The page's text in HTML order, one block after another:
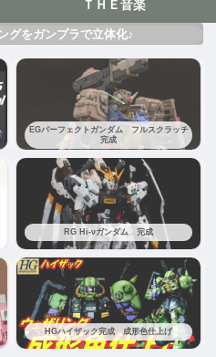
ＴＨＥ音楽
グをガンプラで立体化♪
EGパーフェクトガンダム フルスクラッチ
完成
RG Hi-νガンダム 完成
HGハイザック完成 成形色仕上げ